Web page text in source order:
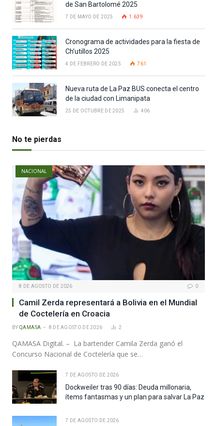
de San Bartolomé 2025
7 DE MAYO DE 2025 1.639
Cronograma de actividades para la fiesta de
Ch’utillos 2025
4 DE FEBRERO DE 2025 761
Nueva ruta de La Paz BUS conecta el centro
de la ciudad con Limanipata
25 DE OCTUBRE DE 2025 406
No te pierdas
NACIONAL
8 DE AGOSTO DE 2026 0
Camil Zerda representará a Bolivia en el Mundial
de Coctelería en Croacia
BY QAMASA 8 DE AGOSTO DE 2026 2
QAMASA Digital. – La bartender Camila Zerda ganó el
Concurso Nacional de Coctelería que se…
7 DE AGOSTO DE 2026
Dockweiler tras 90 días: Deuda millonaria,
ítems fantasmas y un plan para salvar La Paz
7 DE AGOSTO DE 2026